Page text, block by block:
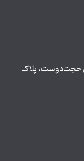
حجت‌دوست، پلاک